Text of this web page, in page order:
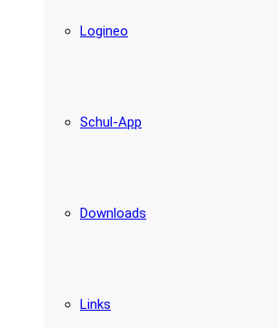
Logineo
Schul-App
Downloads
Links